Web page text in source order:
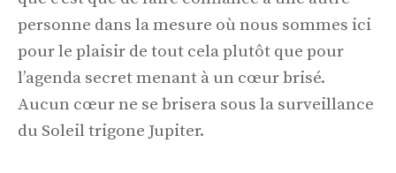
personne dans la mesure où nous sommes ici
pour le plaisir de tout cela plutôt que pour
l’agenda secret menant à un cœur brisé.
Aucun cœur ne se brisera sous la surveillance
du Soleil trigone Jupiter.